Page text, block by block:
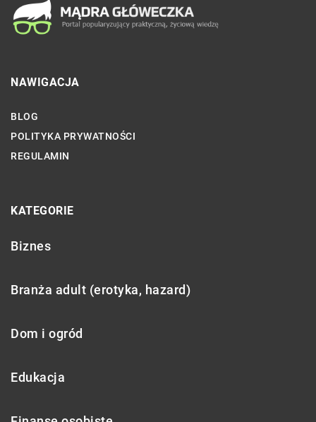
NAWIGACJA
BLOG
POLITYKA PRYWATNOŚCI
REGULAMIN
KATEGORIE
Biznes
Branża adult (erotyka, hazard)
Dom i ogród
Edukacja